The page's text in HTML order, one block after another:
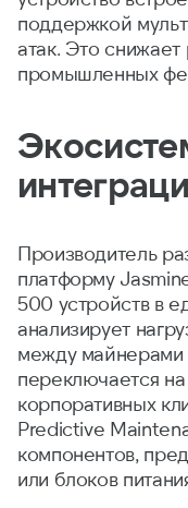
поддержкой
атак. Это снижает
промышленных
Производитель
платформу
500 устройств в
анализирует
между майнерами
переключается
корпоративных
Predictive
компонентов,
или блоков